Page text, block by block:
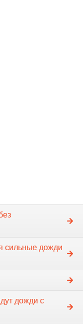
сильные дожди
дожди с